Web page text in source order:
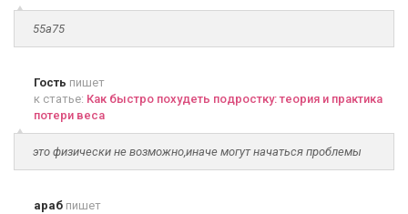
55а75
Гость пишет
к статье: Как быстро похудеть подростку: теория и практика
потери веса
это физически не возможно,иначе могут начаться проблемы
араб пишет